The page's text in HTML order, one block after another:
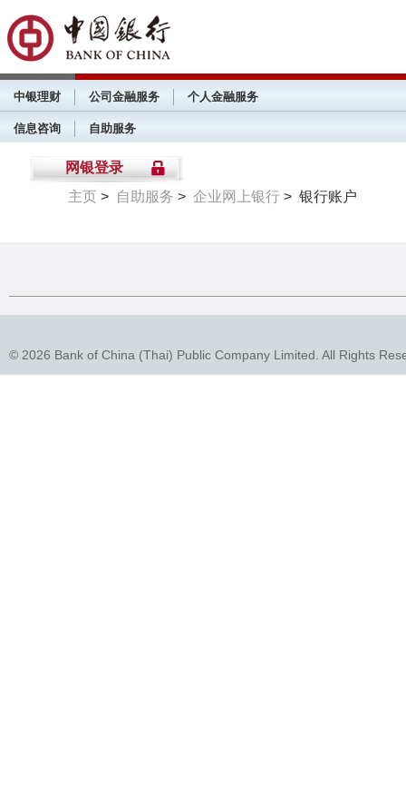
中银理财 公司金融服务 个人金融服务
信息咨询 自助服务
网银登录
主页 > 自助服务 > 企业网上银行 > 银行账户
© 2026 Bank of China (Thai) Public Company Limited. All Rights